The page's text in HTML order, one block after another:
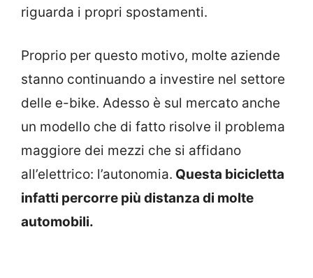
riguarda i propri spostamenti.
Proprio per questo motivo, molte aziende
stanno continuando a investire nel settore
delle e-bike. Adesso è sul mercato anche
un modello che di fatto risolve il problema
maggiore dei mezzi che si affidano
all’elettrico: l’autonomia. Questa bicicletta
infatti percorre più distanza di molte
automobili.